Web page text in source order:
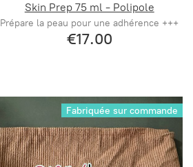
Skin Prep 75 ml - Polipole
Prépare la peau pour une adhérence +++
€17.00
Fabriquée sur commande